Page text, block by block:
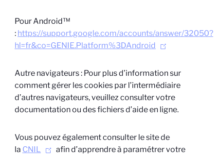
Pour Android™
: https://support.google.com/accounts/answer/32050?
hl=fr&co=GENIE.Platform%3DAndroid
Autre navigateurs : Pour plus d’information sur
comment gérer les cookies par l’intermédiaire
d’autres navigateurs, veuillez consulter votre
documentation ou des fichiers d’aide en ligne.
Vous pouvez également consulter le site de
la CNIL
afin d’apprendre à paramétrer votre